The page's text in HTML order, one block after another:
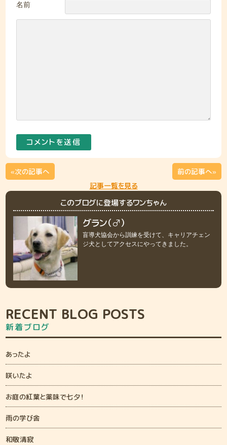
名前
«次の記事へ
前の記事へ»
記事一覧を見る
このブログに登場するワンちゃん
グラン（♂）
盲導犬協会から訓練を受けて、キャリアチェン
ジ犬としてアクセスにやってきました。
RECENT BLOG POSTS
新着ブログ
あったよ
咲いたよ
お庭の紅葉と薬味で七夕！
雨の学び舎
和敬清寂